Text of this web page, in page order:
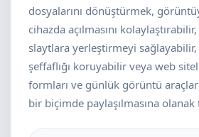
dosyalarını dönüştürmek,
cihazda açılmasını
slaytlara yerleştirmeyi
şeffaflığı koruyabilir veya web
formları ve günlük görüntü
bir biçimde paylaşılmasına olanak